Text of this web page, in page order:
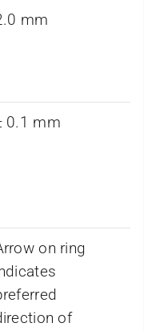
mm
0.1 mm
on ring
of